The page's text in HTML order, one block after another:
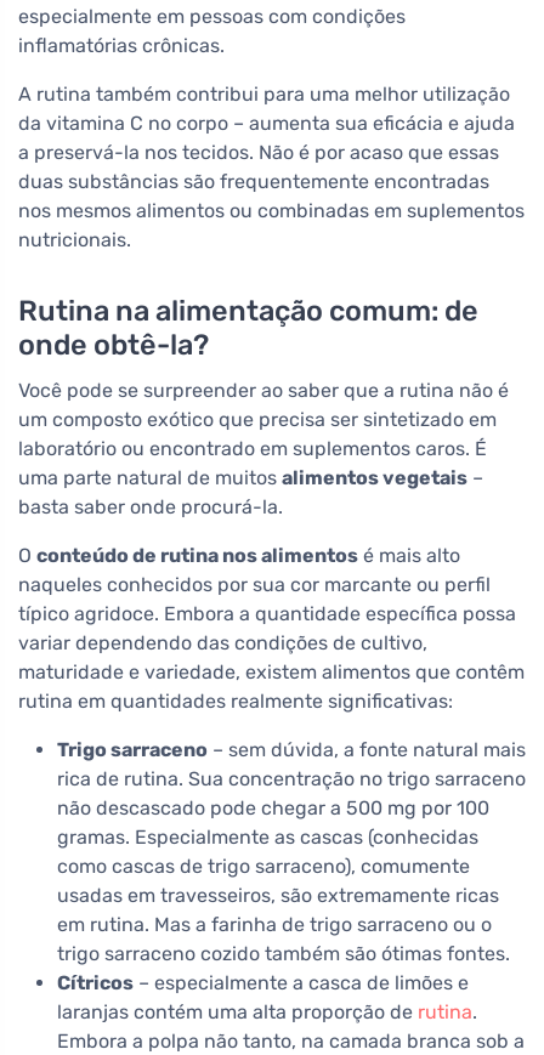
especialmente em pessoas com condições
inflamatórias crônicas.
A rutina também contribui para uma melhor utilização
da vitamina C no corpo – aumenta sua eficácia e ajuda
a preservá-la nos tecidos. Não é por acaso que essas
duas substâncias são frequentemente encontradas
nos mesmos alimentos ou combinadas em suplementos
nutricionais.
Rutina na alimentação comum: de
onde obtê-la?
Você pode se surpreender ao saber que a rutina não é
um composto exótico que precisa ser sintetizado em
laboratório ou encontrado em suplementos caros. É
uma parte natural de muitos alimentos vegetais –
basta saber onde procurá-la.
O conteúdo de rutina nos alimentos é mais alto
naqueles conhecidos por sua cor marcante ou perfil
típico agridoce. Embora a quantidade específica possa
variar dependendo das condições de cultivo,
maturidade e variedade, existem alimentos que contêm
rutina em quantidades realmente significativas:
Trigo sarraceno – sem dúvida, a fonte natural mais
rica de rutina. Sua concentração no trigo sarraceno
não descascado pode chegar a 500 mg por 100
gramas. Especialmente as cascas (conhecidas
como cascas de trigo sarraceno), comumente
usadas em travesseiros, são extremamente ricas
em rutina. Mas a farinha de trigo sarraceno ou o
trigo sarraceno cozido também são ótimas fontes.
Cítricos – especialmente a casca de limões e
laranjas contém uma alta proporção de rutina.
Embora a polpa não tanto, na camada branca sob a